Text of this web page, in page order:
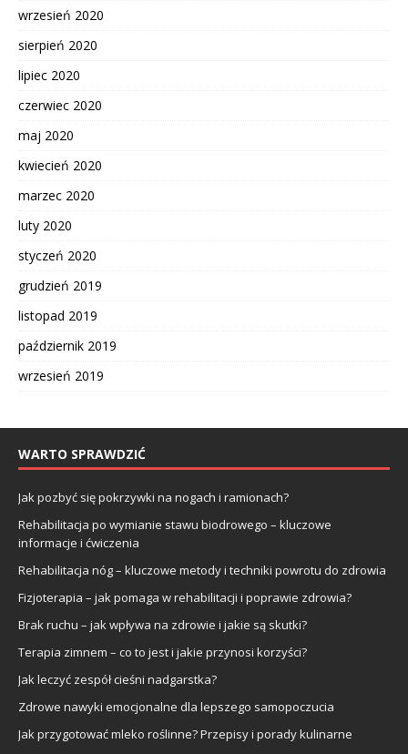
wrzesień 2020
sierpień 2020
lipiec 2020
czerwiec 2020
maj 2020
kwiecień 2020
marzec 2020
luty 2020
styczeń 2020
grudzień 2019
listopad 2019
październik 2019
wrzesień 2019
WARTO SPRAWDZIĆ
Jak pozbyć się pokrzywki na nogach i ramionach?
Rehabilitacja po wymianie stawu biodrowego – kluczowe
informacje i ćwiczenia
Rehabilitacja nóg – kluczowe metody i techniki powrotu do zdrowia
Fizjoterapia – jak pomaga w rehabilitacji i poprawie zdrowia?
Brak ruchu – jak wpływa na zdrowie i jakie są skutki?
Terapia zimnem – co to jest i jakie przynosi korzyści?
Jak leczyć zespół cieśni nadgarstka?
Zdrowe nawyki emocjonalne dla lepszego samopoczucia
Jak przygotować mleko roślinne? Przepisy i porady kulinarne